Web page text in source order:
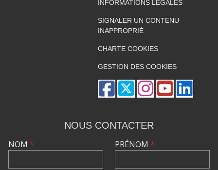
INFORMATIONS LÉGALES
SIGNALER UN CONTENU
INAPPROPRIÉ
CHARTE COOKIES
GESTION DES COOKIES
NOUS CONTACTER
NOM * PRÉNOM *